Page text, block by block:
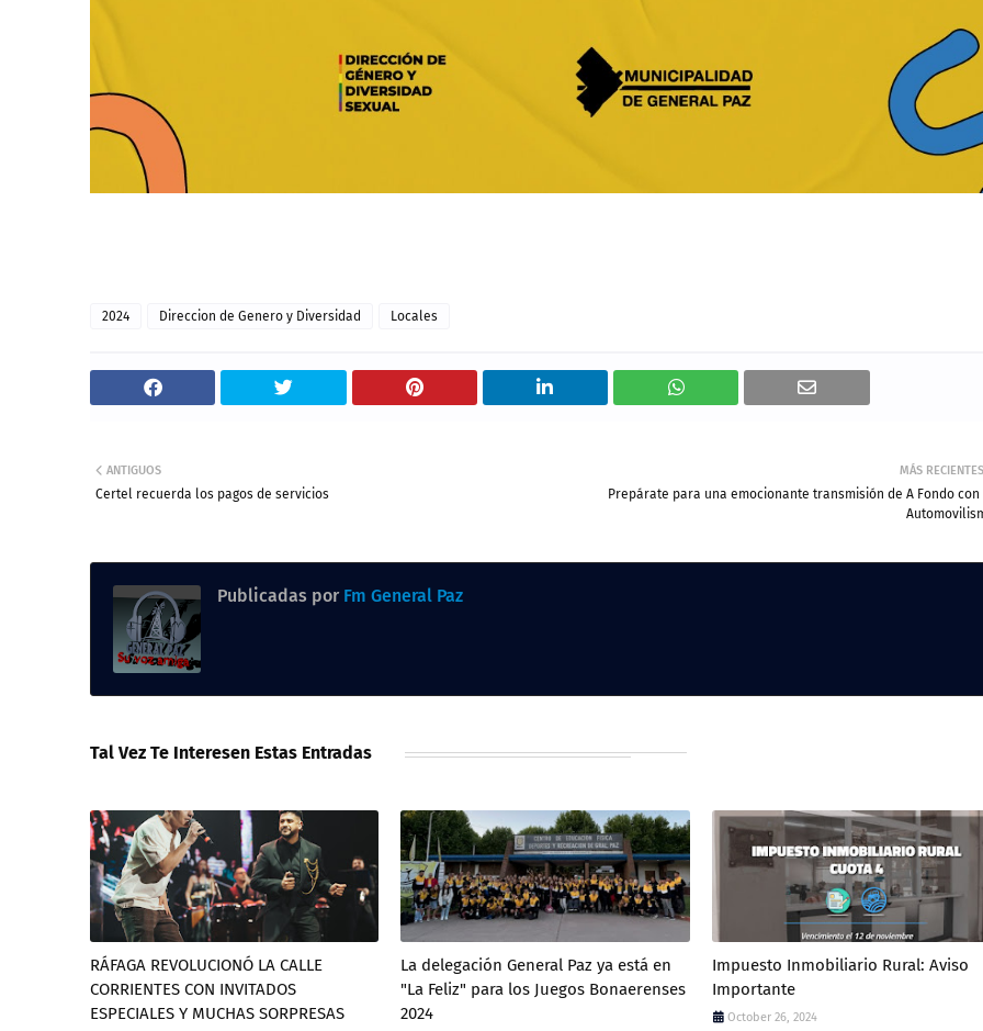
2024 Direccion de Genero y Diversidad Locales
MÁS RECIENTES
Prepárate para una emocionante transmisión de A Fondo
ANTIGUOS
Certel recuerda los pagos de servicios
Publicadas por Fm General Paz
Tal Vez Te Interesen Estas Entradas
RÁFAGA REVOLUCIONÓ LA CALLE
CORRIENTES CON INVITADOS
ESPECIALES Y MUCHAS SORPRESAS
La delegación General Paz ya está en
"La Feliz" para los Juegos Bonaerenses
2024
Impuesto Inmobiliario Rural: Aviso
Importante
October 26, 2024